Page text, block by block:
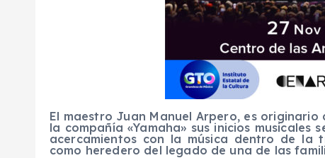
El maestro Juan Manuel Arpero, es
la compañía «Yamaha» sus inicios
acercamientos con la música dentro de la
como heredero del legado de una de las